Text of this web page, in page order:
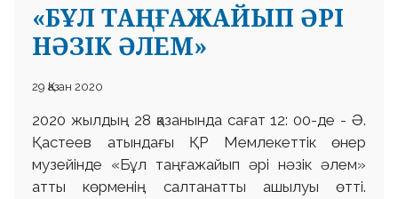
«БҰЛ ТАҢҒАЖАЙЫП ӘРІ
НӘЗІК ӘЛЕМ»
29 Қазан 2020
2020 жылдың 28 қазанында сағат 12: 00-де - Ә.
Қастеев атындағы ҚР Мемлекеттік өнер
музейінде «Бұл таңғажайып әрі нәзік әлем»
атты көрменің салтанатты ашылуы өтті.